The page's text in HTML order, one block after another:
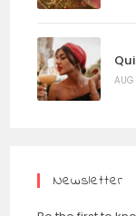
Newsletter